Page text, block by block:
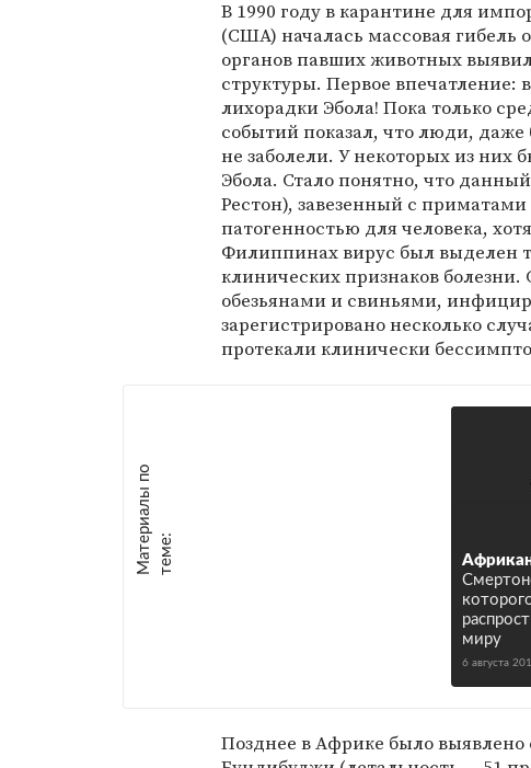
В 1990 году в карантине для
(США) началась массовая гибель
органов павших животных
структуры. Первое
лихорадки Эбола! Пока только
событий показал, что люди, даже
не заболели. У некоторых из них
Эбола. Стало понятно, что
Рестон), завезенный с
патогенностью для человека,
Филиппинах вирус был выделен
клинических признаков
обезьянами и свиньями,
зарегистрировано несколько
протекали клинически
М
а
т е
р
и
а
л
ы
п
о
т
е
м
е :
миру
6 августа
Позднее в Африке было